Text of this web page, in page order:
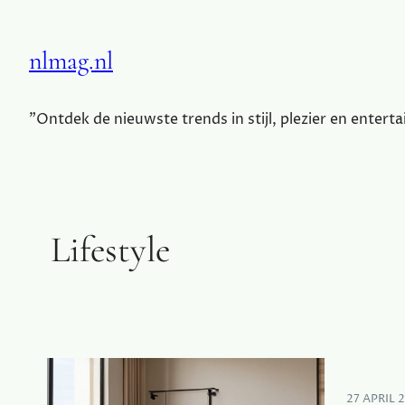
nlmag.nl
"Ontdek de nieuwste trends in stijl, plezier en
Lifestyle
27 APRIL